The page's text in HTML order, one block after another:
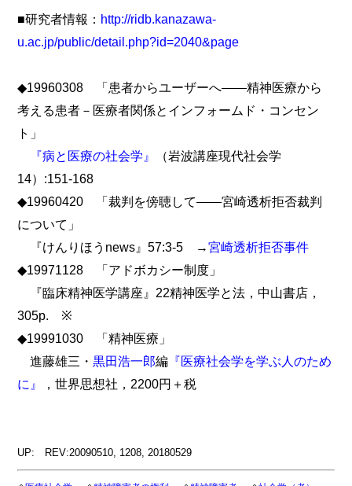
■研究者情報： http://ridb.kanazawa-
u.ac.jp/public/detail.php?id=2040&page
◆19960308 「患者からユーザーへ――精神医療から
考える患者－医療者関係とインフォームド・コンセン
ト」
『病と医療の社会学』
（岩波講座現代社会学
14）:151-168
◆19960420 「裁判を傍聴して――宮崎透析拒否裁判
について」
『けんりほうnews』57:3-5 →宮崎透析拒否事件
◆19971128 「アドボカシー制度」
『臨床精神医学講座』22精神医学と法，中山書店，
305p. ※
◆19991030 「精神医療」
進藤雄三・黒田浩一郎編 『医療社会学を学ぶ人のため
に』
，世界思想社，2200円＋税
UP: REV:20090510, 1208, 20180529